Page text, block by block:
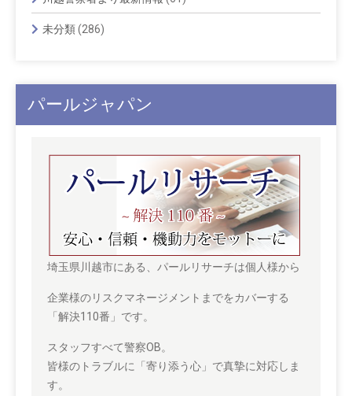
未分類(286)
パールジャパン
埼玉県川越市にある、パールリサーチは個人様から
企業様のリスクマネージメントまでをカバーする
「解決110番」です。
スタッフすべて警察OB。
皆様のトラブルに「寄り添う心」で真摯に対応しま
す。